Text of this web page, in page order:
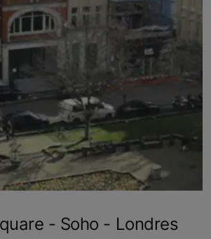
- Soho - Londres